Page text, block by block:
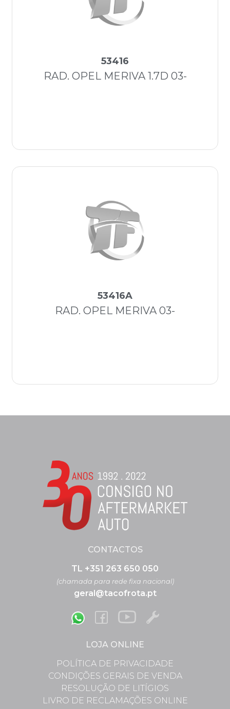
53416
RAD. OPEL MERIVA 1.7D 03-
53416A
RAD. OPEL MERIVA 03-
CONTACTOS
TL +351 263 650 050
(chamada para rede fixa nacional)
geral@tacofrota.pt
LOJA ONLINE
POLÍTICA DE PRIVACIDADE
CONDIÇÕES GERAIS DE VENDA
RESOLUÇÃO DE LITÍGIOS
LIVRO DE RECLAMAÇÕES ONLINE